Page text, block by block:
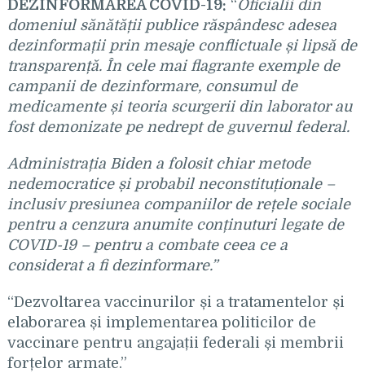
DEZINFORMAREA COVID-19: “Oficialii din
domeniul sănătății publice răspândesc adesea
dezinformații prin mesaje conflictuale și lipsă de
transparență. În cele mai flagrante exemple de
campanii de dezinformare, consumul de
medicamente și teoria scurgerii din laborator au
fost demonizate pe nedrept de guvernul federal.
Administrația Biden a folosit chiar metode
nedemocratice și probabil neconstituționale –
inclusiv presiunea companiilor de rețele sociale
pentru a cenzura anumite conținuturi legate de
COVID-19 – pentru a combate ceea ce a
considerat a fi dezinformare.”
“Dezvoltarea vaccinurilor și a tratamentelor și
elaborarea și implementarea politicilor de
vaccinare pentru angajații federali și membrii
forțelor armate.”